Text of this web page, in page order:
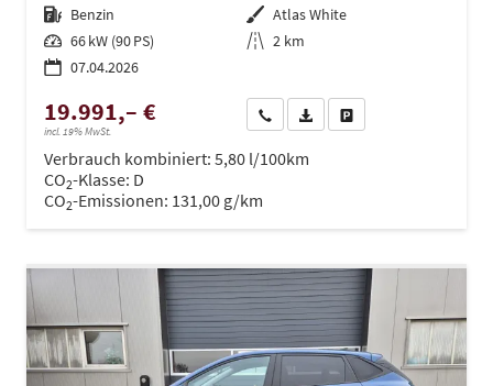
Kraftstoff Benzin Außenfarbe Atlas White
Leistung 66 kW (90 PS) Kilometerstand 2 km
07.04.2026
19.991,– €
incl. 19% MwSt.
Wir rufen Sie anPDF-Datei, Fahrzeugexposé
Verbrauch kombiniert: 5,80 l/100km
CO2-Klasse: D
CO2-Emissionen: 131,00 g/km